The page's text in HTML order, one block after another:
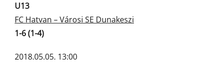
U13
FC Hatvan – Városi SE Dunakeszi
1-6 (1-4)
2018.05.05. 13:00